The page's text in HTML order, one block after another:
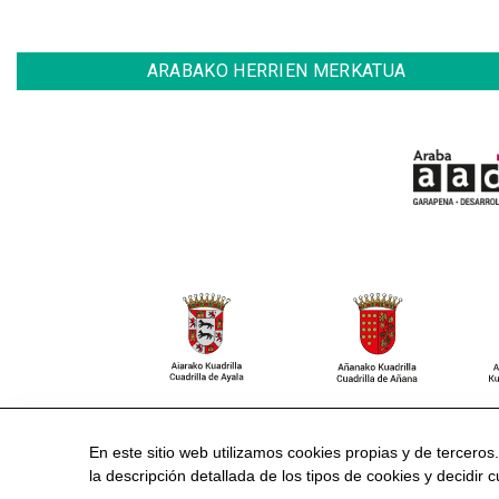
ARABAKO HERRIEN MERKATUA
CONTACTO